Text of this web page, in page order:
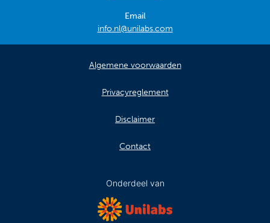
Email
info.nl@unilabs.com
Algemene voorwaarden
Privacyreglement
Disclaimer
Contact
Onderdeel van